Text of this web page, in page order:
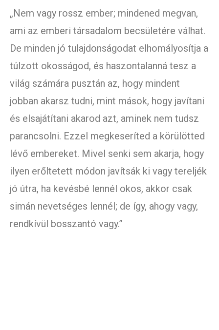
„Nem vagy rossz ember; mindened megvan,
ami az emberi társadalom becsületére válhat.
De minden jó tulajdonságodat elhomályosítja a
túlzott okosságod, és haszontalanná tesz a
világ számára pusztán az, hogy mindent
jobban akarsz tudni, mint mások, hogy javítani
és elsajátítani akarod azt, aminek nem tudsz
parancsolni. Ezzel megkeseríted a körülötted
lévő embereket. Mivel senki sem akarja, hogy
ilyen erőltetett módon javítsák ki vagy tereljék
jó útra, ha kevésbé lennél okos, akkor csak
simán nevetséges lennél; de így, ahogy vagy,
rendkívül bosszantó vagy.”